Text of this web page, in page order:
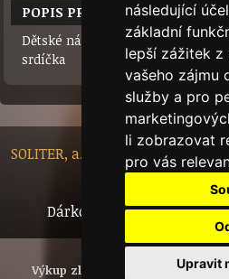
následující
základní
lepší zážitek z
vašeho zájmu
služby a pro
li zobrazovat
pro vás
Upravit
POPIS PRODUKTU
Dětské náušnice ze žlutého zlata
srdíčka
SOLITER, a.s. - Nádražní 148/10,
Czech
Dárkový certifikát
Výkup zlata Investiční zlato